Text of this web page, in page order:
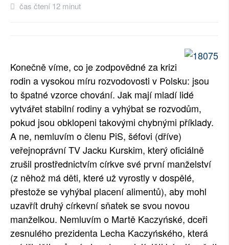
RUBRIKY
PLNÁ VERZE STRÁNEK
čas čtení 12 minut
Konečně víme, co je zodpovědné za krizi
rodin a vysokou míru rozvodovosti v Polsku: jsou
to špatné vzorce chování. Jak mají mladí lidé
vytvářet stabilní rodiny a vyhýbat se rozvodům,
pokud jsou obklopeni takovými chybnými příklady.
A ne, nemluvím o členu PiS, šéfovi (dříve)
veřejnoprávní TV Jacku Kurskim, který oficiálně
zrušil prostřednictvím církve své první manželství
(z něhož má děti, které už vyrostly v dospělé,
přestože se vyhýbal placení alimentů), aby mohl
uzavřít druhý církevní sňatek se svou novou
manželkou. Nemluvím o Martě Kaczyńské, dceři
zesnulého prezidenta Lecha Kaczyńského, která